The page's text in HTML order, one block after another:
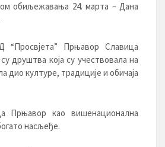
обиљежавања 24. марта – Дана
“Просвјета” Прњавор Славица
друштва која су учествовала на
дио културе, традиције и обичаја
Прњавор као вишенационална
насљеђе.